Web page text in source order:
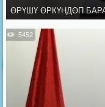
ӨРҮШҮ ӨРКҮНДӨП
5452